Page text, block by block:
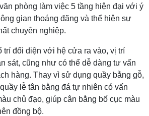
phòng làm việc 5 tầng hiện đại với ý
gian thoáng đãng và thể hiện sự
chuyên nghiệp.
trí đối diện với hệ cửa ra vào, vị trí
sát, cũng như có thể dễ dàng tư vấn
hàng. Thay vì sử dụng quầy bằng gỗ,
lễ tân bằng đá tự nhiên có vấn
chủ đạo, giúp cân bằng bố cục màu
đồng bộ.